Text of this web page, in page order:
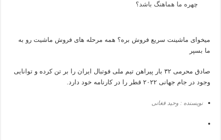
چهره ما هماهنگ باشد؟
میخوای ماشینت سریع فروش بره؟ همه مرحله های فروش ماشیت رو به
ما بسپر
صادق محرمی ۳۲ بار پیراهن تیم ملی فوتبال ایران را بر تن کرده و توانایی
وجود در جام جهانی ۲۰۲۲ قطر را در کارنامه خود دارد.
نویسنده : وحید فغانی